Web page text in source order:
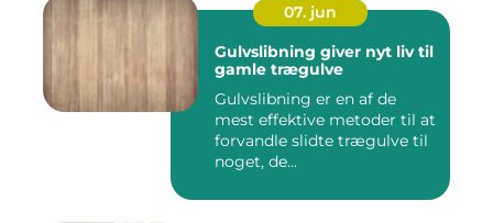
07. jun
Gulvslibning giver nyt liv til
gamle trægulve
Gulvslibning er en af de
mest effektive metoder til at
forvandle slidte trægulve til
noget, de...